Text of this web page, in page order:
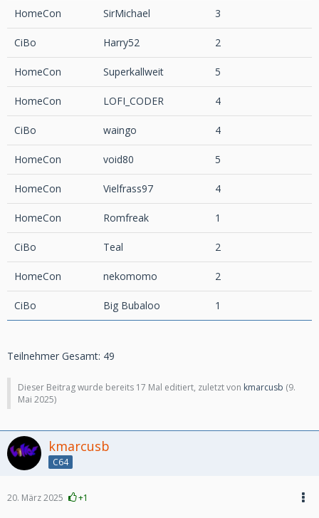
HomeCon SirMichael 3
CiBo Harry52 2
HomeCon Superkallweit 5
HomeCon LOFI_CODER 4
CiBo waingo 4
HomeCon void80 5
HomeCon Vielfrass97 4
HomeCon Romfreak 1
CiBo Teal 2
HomeCon nekomomo 2
CiBo Big Bubaloo 1
Teilnehmer Gesamt: 49
Dieser Beitrag wurde bereits 17 Mal editiert, zuletzt von kmarcusb (9.
Mai 2025)
kmarcusb
C64
20. März 2025 +1